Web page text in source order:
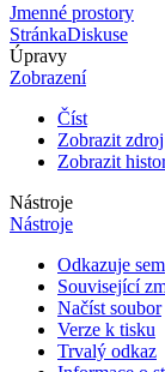
Jmenné prostory
StránkaDiskuse
Úpravy
Zobrazení
Číst
Zobrazit zdroj
Zobrazit
Nástroje
Nástroje
Odkazuje sem
Související
Načíst soubor
Verze k tisku
Trvalý odkaz